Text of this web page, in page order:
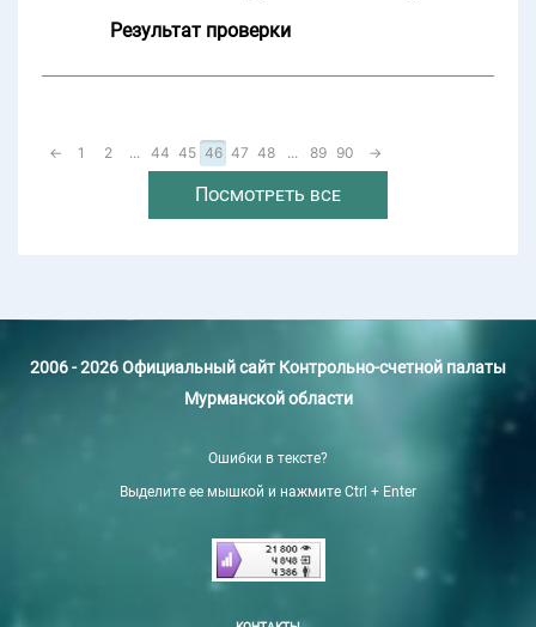
Результат проверки
← 1 2 ... 44 45 46 47 48 ... 89 90 →
Посмотреть все
2006 - 2026 Официальный сайт Контрольно-счетной палаты
Мурманской области
Ошибки в тексте?
Выделите ее мышкой и нажмите Ctrl + Enter